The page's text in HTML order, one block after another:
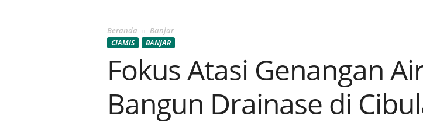
Beranda Banjar
CIAMIS BANJAR
Fokus Atasi Genangan
Bangun Drainase di